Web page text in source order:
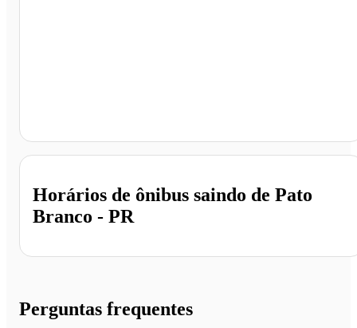
Horários de ônibus saindo de Pato
Branco - PR
Perguntas frequentes